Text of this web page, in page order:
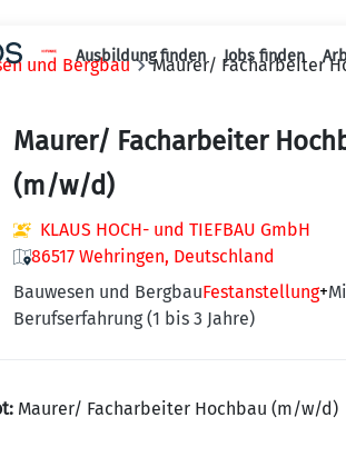
Ausbildung finden Jobs finden
und Bergbau Maurer/ Facharbeiter
Maurer/ Facharbeiter
(m/w/d)
KLAUS HOCH- und TIEFBAU GmbH
86517 Wehringen, Deutschland
Bauwesen und BergbauFestanstellung+
Berufserfahrung (1 bis 3 Jahre)
Maurer/ Facharbeiter Hochbau (m/w/d)